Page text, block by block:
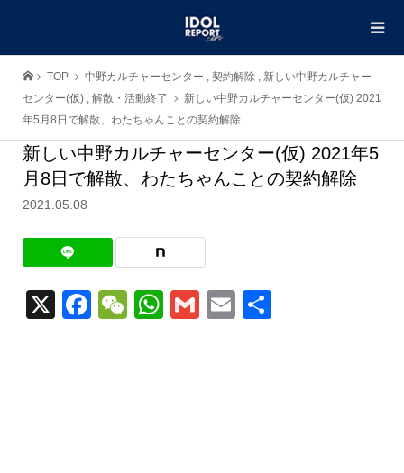
TOP 中野カルチャーセンター , 契約解除 , 新しい中野カルチャー
センター(仮) , 解散・活動終了
新しい中野カルチャーセンター(仮) 2021
年5月8日で解散、わたちゃんことの契約解除
新しい中野カルチャーセンター(仮) 2021年5
月8日で解散、わたちゃんことの契約解除
2021.05.08
X Facebook
WeChat
WhatsApp
GmailEmail